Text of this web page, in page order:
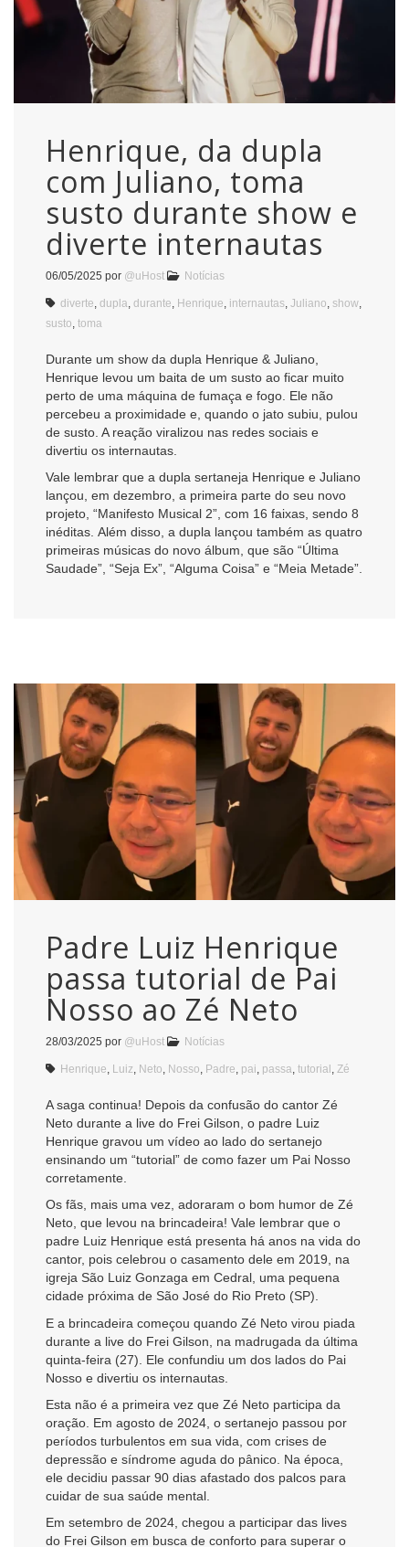
Henrique, da dupla
com Juliano, toma
susto durante show e
diverte internautas
06/05/2025 por @uHost Notícias
diverte dupla durante Henrique internautas Juliano show
susto toma
Durante um show da dupla Henrique & Juliano,
Henrique levou um baita de um susto ao ficar muito
perto de uma máquina de fumaça e fogo. Ele não
percebeu a proximidade e, quando o jato subiu, pulou
de susto. A reação viralizou nas redes sociais e
divertiu os internautas.
Vale lembrar que a dupla sertaneja Henrique e Juliano
lançou, em dezembro, a primeira parte do seu novo
projeto, “Manifesto Musical 2”, com 16 faixas, sendo 8
inéditas. Além disso, a dupla lançou também as quatro
primeiras músicas do novo álbum, que são “Última
Saudade”, “Seja Ex”, “Alguma Coisa” e “Meia Metade”.
Padre Luiz Henrique
passa tutorial de Pai
Nosso ao Zé Neto
28/03/2025 por @uHost Notícias
Henrique Luiz Neto Nosso Padre pai passa tutorial Zé
A saga continua! Depois da confusão do cantor Zé
Neto durante a live do Frei Gilson, o padre Luiz
Henrique gravou um vídeo ao lado do sertanejo
ensinando um “tutorial” de como fazer um Pai Nosso
corretamente.
Os fãs, mais uma vez, adoraram o bom humor de Zé
Neto, que levou na brincadeira! Vale lembrar que o
padre Luiz Henrique está presenta há anos na vida do
cantor, pois celebrou o casamento dele em 2019, na
igreja São Luiz Gonzaga em Cedral, uma pequena
cidade próxima de São José do Rio Preto (SP).
E a brincadeira começou quando Zé Neto virou piada
durante a live do Frei Gilson, na madrugada da última
quinta-feira (27). Ele confundiu um dos lados do Pai
Nosso e divertiu os internautas.
Esta não é a primeira vez que Zé Neto participa da
oração. Em agosto de 2024, o sertanejo passou por
períodos turbulentos em sua vida, com crises de
depressão e síndrome aguda do pânico. Na época,
ele decidiu passar 90 dias afastado dos palcos para
cuidar de sua saúde mental.
Em setembro de 2024, chegou a participar das lives
do Frei Gilson em busca de conforto para superar o